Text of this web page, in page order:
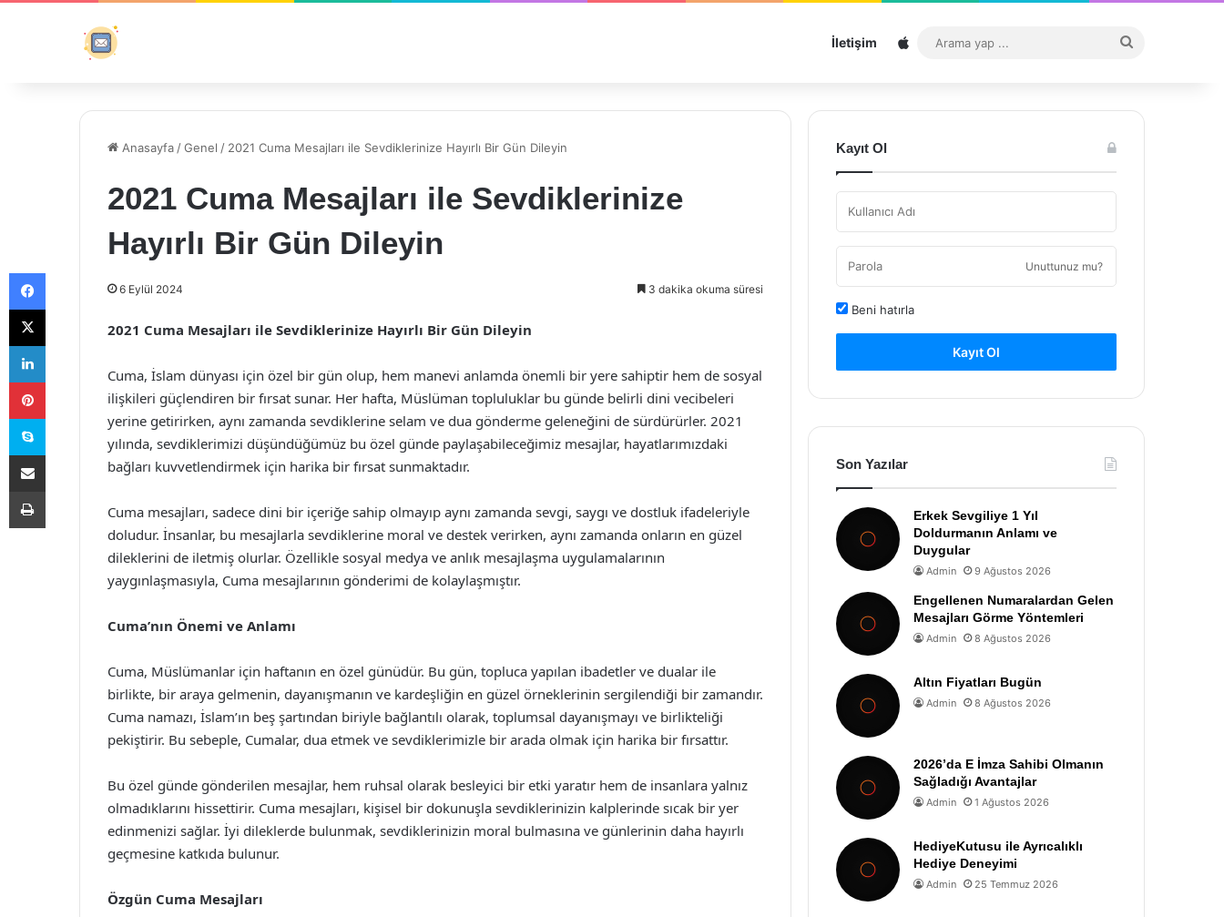
İletişim Sitemap
...
Anasayfa /Genel / 2021 Cuma Mesajları ile Sevdiklerinize Hayırlı Bir Gün Dileyin
2021 Cuma Mesajları ile Sevdiklerinize
Hayırlı Bir Gün Dileyin
6 Eylül 2024 3 dakika okuma süresi
2021 Cuma Mesajları ile Sevdiklerinize Hayırlı Bir Gün Dileyin
Cuma, İslam dünyası için özel bir gün olup, hem manevi anlamda önemli bir yere sahiptir hem de sosyal
ilişkileri güçlendiren bir fırsat sunar. Her hafta, Müslüman topluluklar bu günde belirli dini vecibeleri
yerine getirirken, aynı zamanda sevdiklerine selam ve dua gönderme geleneğini de sürdürürler. 2021
yılında, sevdiklerimizi düşündüğümüz bu özel günde paylaşabileceğimiz mesajlar, hayatlarımızdaki
bağları kuvvetlendirmek için harika bir fırsat sunmaktadır.
Cuma mesajları, sadece dini bir içeriğe sahip olmayıp aynı zamanda sevgi, saygı ve dostluk ifadeleriyle
doludur. İnsanlar, bu mesajlarla sevdiklerine moral ve destek verirken, aynı zamanda onların en güzel
dileklerini de iletmiş olurlar. Özellikle sosyal medya ve anlık mesajlaşma uygulamalarının
yaygınlaşmasıyla, Cuma mesajlarının gönderimi de kolaylaşmıştır.
Cuma’nın Önemi ve Anlamı
Cuma, Müslümanlar için haftanın en özel günüdür. Bu gün, topluca yapılan ibadetler ve dualar ile
birlikte, bir araya gelmenin, dayanışmanın ve kardeşliğin en güzel örneklerinin sergilendiği bir zamandır.
Cuma namazı, İslam’ın beş şartından biriyle bağlantılı olarak, toplumsal dayanışmayı ve birlikteliği
pekiştirir. Bu sebeple, Cumalar, dua etmek ve sevdiklerimizle bir arada olmak için harika bir fırsattır.
Bu özel günde gönderilen mesajlar, hem ruhsal olarak besleyici bir etki yaratır hem de insanlara yalnız
olmadıklarını hissettirir. Cuma mesajları, kişisel bir dokunuşla sevdiklerinizin kalplerinde sıcak bir yer
edinmenizi sağlar. İyi dileklerde bulunmak, sevdiklerinizin moral bulmasına ve günlerinin daha hayırlı
geçmesine katkıda bulunur.
Özgün Cuma Mesajları
Kayıt Ol
Unuttunuz mu?
Beni hatırla
Kayıt Ol
Son Yazılar
Erkek Sevgiliye 1 Yıl
Doldurmanın Anlamı ve
Duygular
Admin 9 Ağustos 2026
Engellenen Numaralardan Gelen
Mesajları Görme Yöntemleri
Admin 8 Ağustos 2026
Altın Fiyatları Bugün
Admin 8 Ağustos 2026
2026’da E İmza Sahibi Olmanın
Sağladığı Avantajlar
Admin 1 Ağustos 2026
HediyeKutusu ile Ayrıcalıklı
Hediye Deneyimi
Admin 25 Temmuz 2026
Facebook
X
LinkedIn
Pinterest
Skype
E-Posta ile paylaş